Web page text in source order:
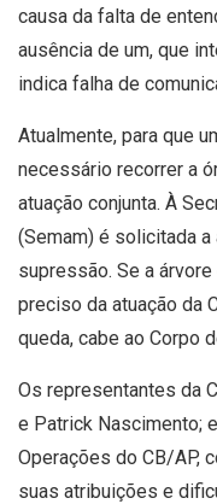
causa da falta de
ausência de um, que
indica falha de
Atualmente, para que
necessário recorrer a
atuação conjunta. À
(Semam) é solicitada
supressão. Se a
preciso da atuação da
queda, cabe ao Corpo
Os representantes da
e Patrick Nascimento;
Operações do CB/AP,
suas atribuições e